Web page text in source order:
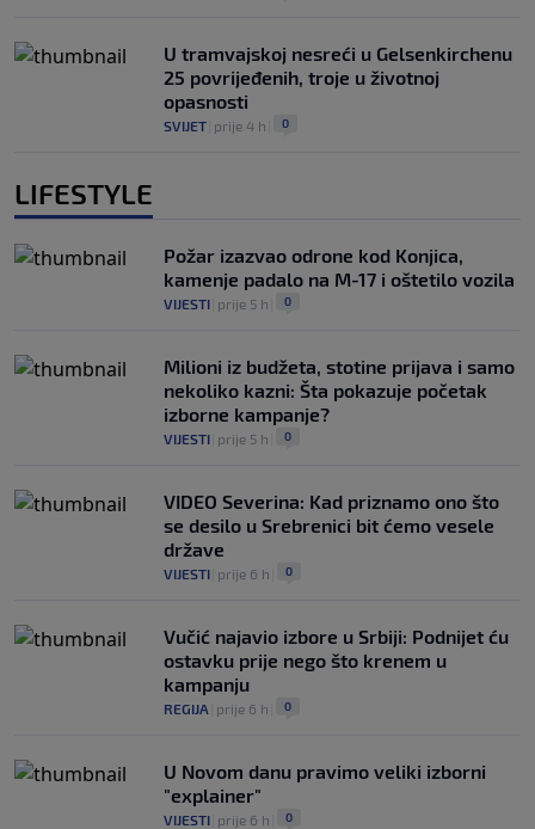
U tramvajskoj nesreći u Gelsenkirchenu
25 povrijeđenih, troje u životnoj
opasnosti
SVIJET prije 4 h 0
LIFESTYLE
Požar izazvao odrone kod Konjica,
kamenje padalo na M-17 i oštetilo vozila
VIJESTI prije 5 h 0
Milioni iz budžeta, stotine prijava i samo
nekoliko kazni: Šta pokazuje početak
izborne kampanje?
VIJESTI prije 5 h 0
VIDEO Severina: Kad priznamo ono što
se desilo u Srebrenici bit ćemo vesele
države
VIJESTI prije 6 h 0
Vučić najavio izbore u Srbiji: Podnijet ću
ostavku prije nego što krenem u
kampanju
REGIJA prije 6 h 0
U Novom danu pravimo veliki izborni
"explainer"
VIJESTI prije 6 h 0